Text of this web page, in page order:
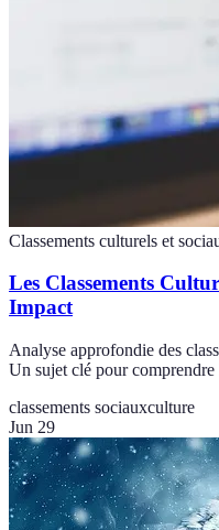
Classements culturels et
Les Classements
Impact
Analyse approfondie des
Un sujet clé pour comprendre
classements sociauxculture
Jun 29